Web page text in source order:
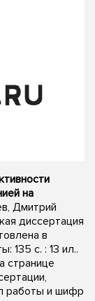
на
Дмитрий
диссертация
в
135 с. : 13 ил..
странице
работы и шифр